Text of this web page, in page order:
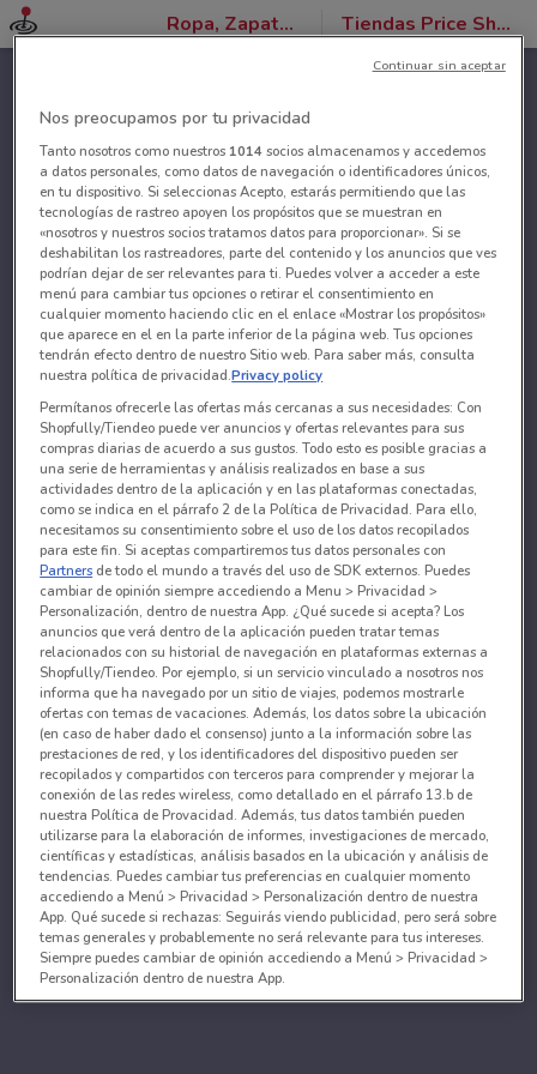
Ropa, Zapatos y Accesorios Tiendas Price Shoes
Nos preocupamos por tu privacidad
Tanto nosotros como nuestros 1014socios almacenamos y accedemos
a datos personales, como datos de navegación o identificadores únicos,
en tu dispositivo. Si seleccionas Acepto, estarás permitiendo que las
tecnologías de rastreo apoyen los propósitos que se muestran en
«nosotros y nuestros socios tratamos datos para proporcionar». Si se
deshabilitan los rastreadores, parte del contenido y los anuncios que ves
podrían dejar de ser relevantes para ti. Puedes volver a acceder a este
menú para cambiar tus opciones o retirar el consentimiento en
cualquier momento haciendo clic en el enlace «Mostrar los propósitos»
que aparece en el en la parte inferior de la página web. Tus opciones
tendrán efecto dentro de nuestro Sitio web. Para saber más, consulta
nuestra política de privacidad.Privacy policy
Permítanos ofrecerle las ofertas más cercanas a sus necesidades: Con
Shopfully/Tiendeo puede ver anuncios y ofertas relevantes para sus
compras diarias de acuerdo a sus gustos. Todo esto es posible gracias a
una serie de herramientas y análisis realizados en base a sus
actividades dentro de la aplicación y en las plataformas conectadas,
como se indica en el párrafo 2 de la Política de Privacidad. Para ello,
necesitamos su consentimiento sobre el uso de los datos recopilados
para este fin. Si aceptas compartiremos tus datos personales con
Partners de todo el mundo a través del uso de SDK externos. Puedes
cambiar de opinión siempre accediendo a Menu > Privacidad >
Personalización, dentro de nuestra App. ¿Qué sucede si acepta? Los
anuncios que verá dentro de la aplicación pueden tratar temas
relacionados con su historial de navegación en plataformas externas a
Shopfully/Tiendeo. Por ejemplo, si un servicio vinculado a nosotros nos
informa que ha navegado por un sitio de viajes, podemos mostrarle
ofertas con temas de vacaciones. Además, los datos sobre la ubicación
(en caso de haber dado el consenso) junto a la información sobre las
prestaciones de red, y los identificadores del dispositivo pueden ser
recopilados y compartidos con terceros para comprender y mejorar la
conexión de las redes wireless, como detallado en el párrafo 13.b de
nuestra Política de Provacidad. Además, tus datos también pueden
utilizarse para la elaboración de informes, investigaciones de mercado,
científicas y estadísticas, análisis basados en la ubicación y análisis de
tendencias. Puedes cambiar tus preferencias en cualquier momento
accediendo a Menú > Privacidad > Personalización dentro de nuestra
App. Qué sucede si rechazas: Seguirás viendo publicidad, pero será sobre
temas generales y probablemente no será relevante para tus intereses.
Siempre puedes cambiar de opinión accediendo a Menú > Privacidad >
Personalización dentro de nuestra App.
Continuar sin aceptar